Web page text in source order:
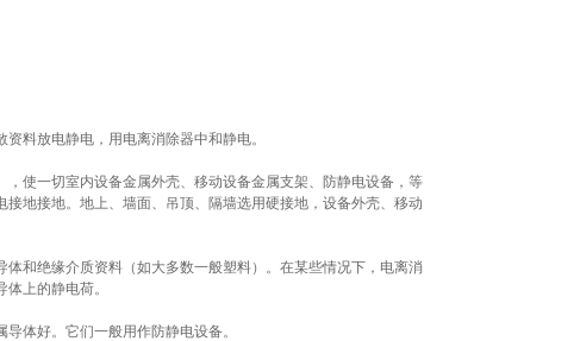
料放电静电，用电离消除器中和静电。
使一切室内设备金属外壳、移动设备金属支架、防静电设备，等
地接地。地上、墙面、吊顶、隔墙选用硬接地，设备外壳、移动
和绝缘介质资料（如大多数一般塑料）。在某些情况下，电离消
上的静电荷。
体好。它们一般用作防静电设备。